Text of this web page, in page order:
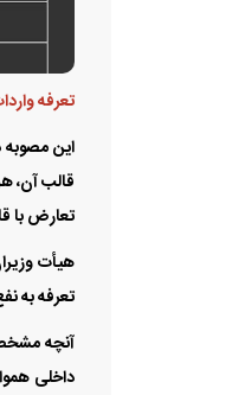
تعرفه
این
تعارض با
هیأت
تعرفه به
آنچه
داخلی